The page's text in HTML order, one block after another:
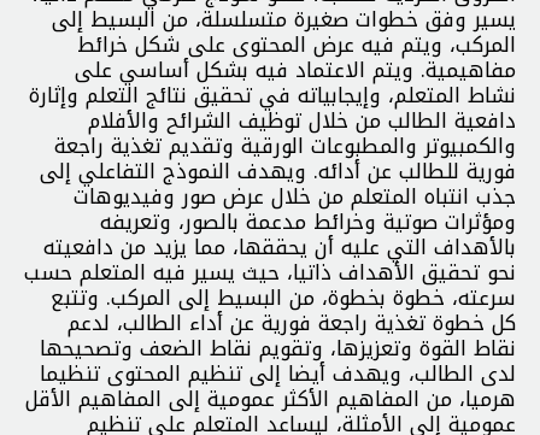
يسير وفق خطوات صغيرة متسلسلة، من البسيط إلى
المركب، ويتم فيه عرض المحتوى على شكل خرائط
مفاهيمية. ويتم الاعتماد فيه بشكل أساسي على
نشاط المتعلم، وإيجابياته في تحقيق نتائج التعلم وإثارة
دافعية الطالب من خلال توظيف الشرائح والأفلام
والكمبيوتر والمطبوعات الورقية وتقديم تغذية راجعة
فورية للطالب عن أدائه. ويهدف النموذج التفاعلي إلى
جذب انتباه المتعلم من خلال عرض صور وفيديوهات
ومؤثرات صوتية وخرائط مدعمة بالصور، وتعريفه
بالأهداف التي عليه أن يحققها، مما يزيد من دافعيته
نحو تحقيق الأهداف ذاتيا، حيث يسير فيه المتعلم حسب
سرعته، خطوة بخطوة، من البسيط إلى المركب. وتتبع
كل خطوة تغذية راجعة فورية عن أداء الطالب، لدعم
نقاط القوة وتعزيزها، وتقويم نقاط الضعف وتصحيحها
لدى الطالب، ويهدف أيضا إلى تنظيم المحتوى تنظيما
هرميا، من المفاهيم الأكثر عمومية إلى المفاهيم الأقل
عمومية إلى الأمثلة، ليساعد المتعلم على تنظيم